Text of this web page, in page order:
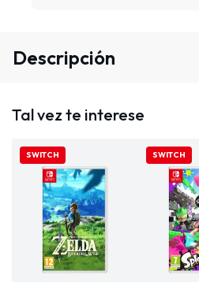
Descripción
Tal vez te interese
SWITCH SWITCH